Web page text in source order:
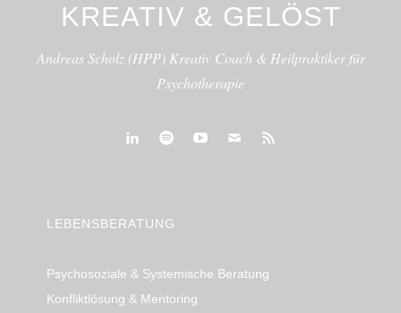
KREATIV & GELÖST
Andreas Scholz (HPP) Kreativ Coach & Heilpraktiker für
Psychotherapie
LEBENSBERATUNG
Psychosoziale & Systemische Beratung
Konfliktlösung & Mentoring